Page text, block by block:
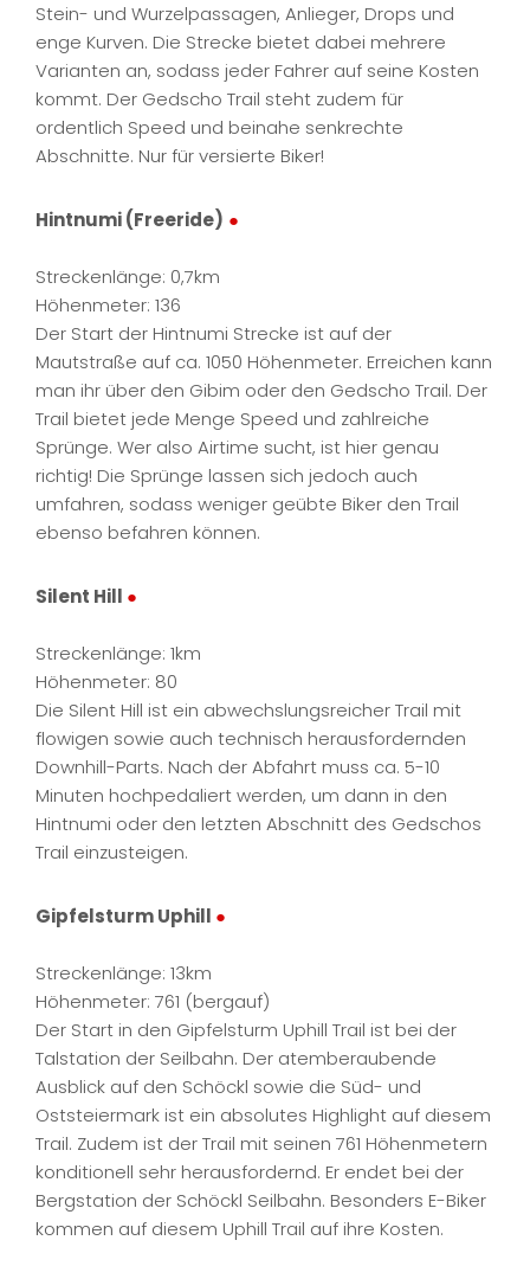
Stein- und Wurzelpassagen, Anlieger, Drops und
enge Kurven. Die Strecke bietet dabei mehrere
Varianten an, sodass jeder Fahrer auf seine Kosten
kommt. Der Gedscho Trail steht zudem für
ordentlich Speed und beinahe senkrechte
Abschnitte. Nur für versierte Biker!
Hintnumi (Freeride) ●
Streckenlänge: 0,7km
Höhenmeter: 136
Der Start der Hintnumi Strecke ist auf der
Mautstraße auf ca. 1050 Höhenmeter. Erreichen kann
man ihr über den Gibim oder den Gedscho Trail. Der
Trail bietet jede Menge Speed und zahlreiche
Sprünge. Wer also Airtime sucht, ist hier genau
richtig! Die Sprünge lassen sich jedoch auch
umfahren, sodass weniger geübte Biker den Trail
ebenso befahren können.
Silent Hill ●
Streckenlänge: 1km
Höhenmeter: 80
Die Silent Hill ist ein abwechslungsreicher Trail mit
flowigen sowie auch technisch herausfordernden
Downhill-Parts. Nach der Abfahrt muss ca. 5-10
Minuten hochpedaliert werden, um dann in den
Hintnumi oder den letzten Abschnitt des Gedschos
Trail einzusteigen.
Gipfelsturm Uphill ●
Streckenlänge: 13km
Höhenmeter: 761 (bergauf)
Der Start in den Gipfelsturm Uphill Trail ist bei der
Talstation der Seilbahn. Der atemberaubende
Ausblick auf den Schöckl sowie die Süd- und
Oststeiermark ist ein absolutes Highlight auf diesem
Trail. Zudem ist der Trail mit seinen 761 Höhenmetern
konditionell sehr herausfordernd. Er endet bei der
Bergstation der Schöckl Seilbahn. Besonders E-Biker
kommen auf diesem Uphill Trail auf ihre Kosten.